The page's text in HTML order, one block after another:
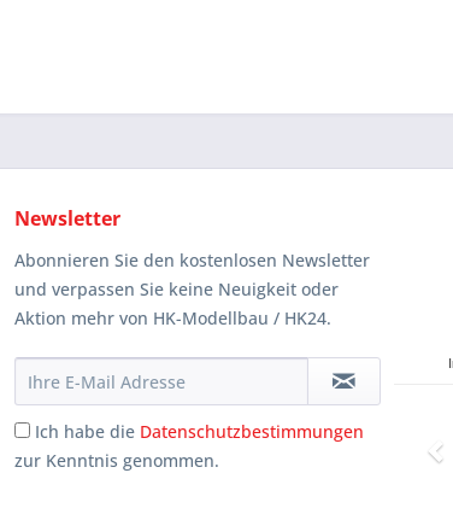
Newsletter
Abonnieren Sie den kostenlosen Newsletter
und verpassen Sie keine Neuigkeit oder
Aktion mehr von HK-Modellbau / HK24.
Ich habe die Datenschutzbestimmungen
zur Kenntnis genommen.